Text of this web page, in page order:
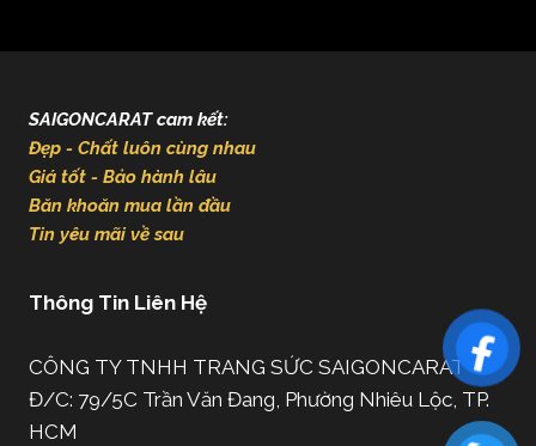
SAIGONCARAT cam kết:
Đẹp - Chất luôn cùng nhau
Giá tốt - Bảo hành lâu
Băn khoăn mua lần đầu
Tin yêu mãi về sau
Thông Tin Liên Hệ
CÔNG TY TNHH TRANG SỨC SAIGONCARAT
Đ/C: 79/5C Trần Văn Đang, Phường Nhiêu Lộc, TP.
HCM